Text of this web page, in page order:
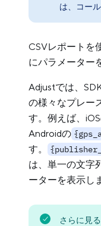
は、コー
CSVレポートを
にパラメーター
Adjustでは、
の様々なプレー
す。例えば、
Androidの
す。
は、単一の文字
ーターを表示し
さらに見る